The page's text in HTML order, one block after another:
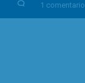
1 comentario